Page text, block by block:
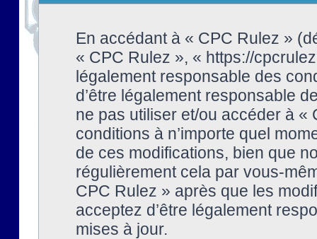
En accédant à « CPC Rulez »
« CPC Rulez », « https://
légalement responsable des
d’être légalement responsable
ne pas utiliser et/ou accéder à
conditions à n’importe quel
de ces modifications, bien que
régulièrement cela par vous-
CPC Rulez » après que les
acceptez d’être légalement
mises à jour.